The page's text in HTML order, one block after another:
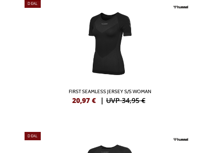
DEAL
FIRST SEAMLESS JERSEY S/S WOMAN
20,97 € | UVP 34,95 €
DEAL